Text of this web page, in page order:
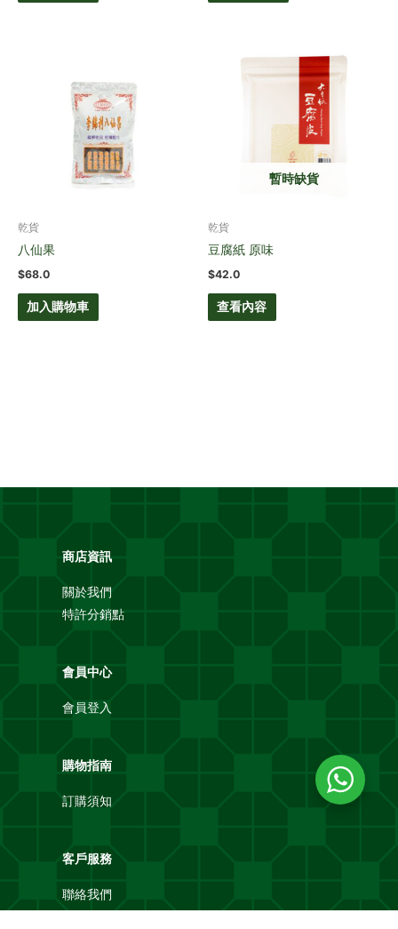
乾貨
八仙果
$68.0
加入購物車
暫時缺貨
乾貨
豆腐紙 原味
$42.0
查看內容
商店資訊
關於我們
特許分銷點
會員中心
會員登入
購物指南
訂購須知
客戶服務
聯絡我們